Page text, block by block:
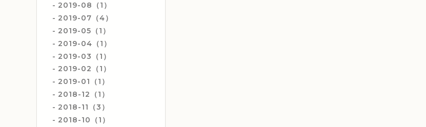
2019-08（1）
2019-07（4）
2019-05（1）
2019-04（1）
2019-03（1）
2019-02（1）
2019-01（1）
2018-12（1）
2018-11（3）
2018-10（1）